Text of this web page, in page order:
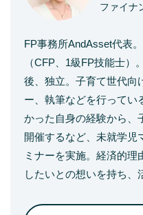
ファイナ
FP事務所AndAsset代表
（CFP、1級FP技能士）
後、独立。子育て世代向
ー、執筆などを行ってい
かった自身の経験から、
開催するなど、未就学児
ミナーを実施。経済的理
したいとの想いを持ち、